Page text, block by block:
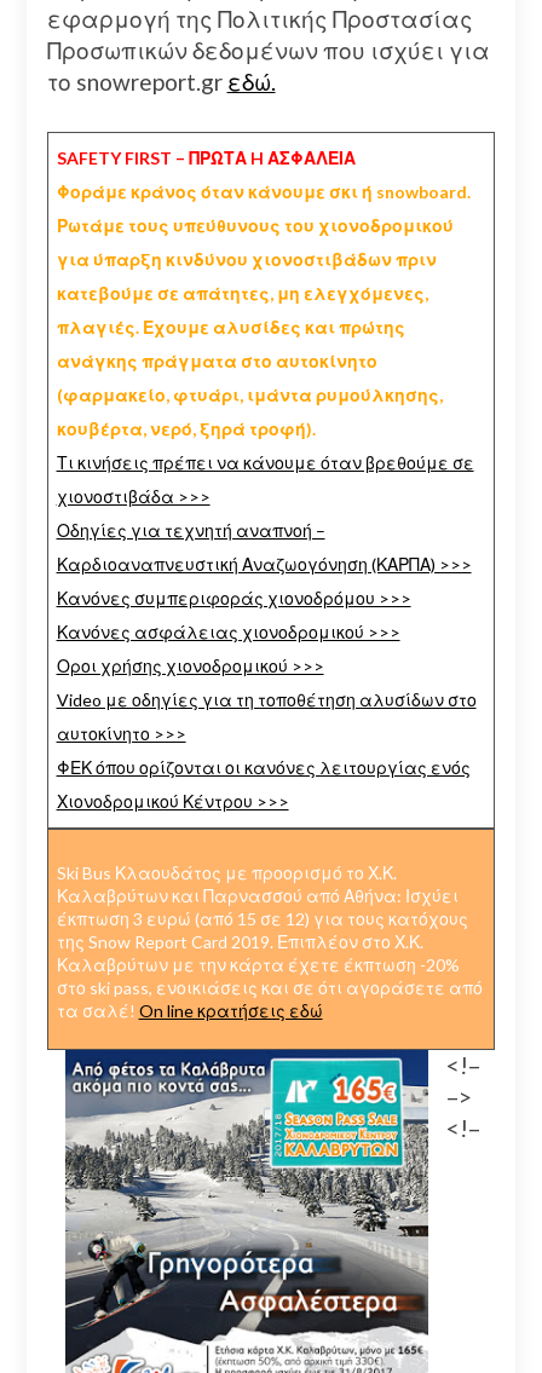
εφαρμογή της Πολιτικής Προστασίας
Προσωπικών δεδομένων που ισχύει για
το snowreport.gr εδώ.
SAFETY FIRST – ΠΡΩΤΑ H ΑΣΦΑΛΕΙΑ
Φοράμε κράνος όταν κάνουμε σκι ή snowboard.
Ρωτάμε τους υπεύθυνους του χιονοδρομικού
για ύπαρξη κινδύνου χιονοστιβάδων πριν
κατεβούμε σε απάτητες, μη ελεγχόμενες,
πλαγιές. Εχουμε αλυσίδες και πρώτης
ανάγκης πράγματα στο αυτοκίνητο
(φαρμακείο, φτυάρι, ιμάντα ρυμούλκησης,
κουβέρτα, νερό, ξηρά τροφή).
Τι κινήσεις πρέπει να κάνουμε όταν βρεθούμε σε
χιονοστιβάδα >>>
Οδηγίες για τεχνητή αναπνοή –
Καρδιοαναπνευστική Αναζωογόνηση (ΚΑΡΠΑ) >>>
Κανόνες συμπεριφοράς χιονοδρόμου >>>
Κανόνες ασφάλειας χιονοδρομικού >>>
Οροι χρήσης χιονοδρομικού >>>
Video με οδηγίες για τη τοποθέτηση αλυσίδων στο
αυτοκίνητο >>>
ΦΕΚ όπου ορίζονται οι κανόνες λειτουργίας ενός
Χιονοδρομικού Κέντρου >>>
Ski Bus Κλαουδάτος με προορισμό το Χ.Κ.
Καλαβρύτων και Παρνασσού από Αθήνα: Ισχύει
έκπτωση 3 ευρώ (από 15 σε 12) για τους κατόχους
της Snow Report Card 2019. Επιπλέον στο Χ.Κ.
Καλαβρύτων με την κάρτα έχετε έκπτωση -20%
στο ski pass, ενοικιάσεις και σε ότι αγοράσετε από
τα σαλέ! On line κρατήσεις εδώ
<!–
–>
<!–